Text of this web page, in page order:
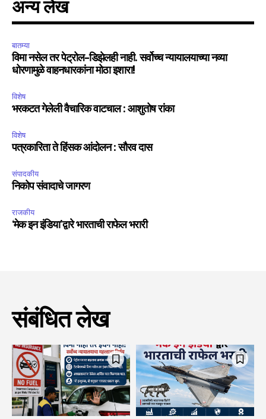
अन्य लेख
बातम्या
विमा नसेल तर पेट्रोल-डिझेलही नाही. सर्वोच्च न्यायालयाच्या नव्या
धोरणामुळे वाहनधारकांना मोठा इशारा!
विशेष
भरकटत गेलेली वैचारिक वाटचाल : आशुतोष रांका
विशेष
पत्रकारिता ते हिंसक आंदोलन : सौरव दास
संपादकीय
निकोप संवादाचे जागरण
राजकीय
‘मेक इन इंडिया’द्वारे भारताची राफेल भरारी
संबंधित लेख